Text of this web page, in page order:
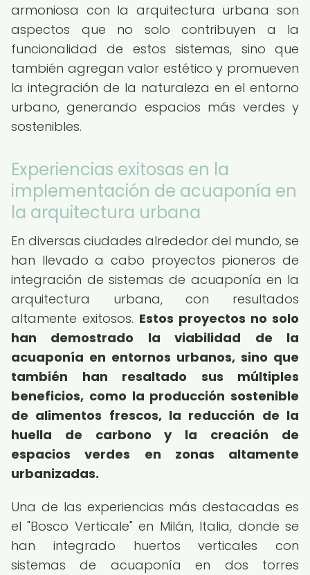
armoniosa con la arquitectura urbana son
aspectos que no solo contribuyen a la
funcionalidad de estos sistemas, sino que
también agregan valor estético y promueven
la integración de la naturaleza en el entorno
urbano, generando espacios más verdes y
sostenibles.
Experiencias exitosas en la
implementación de acuaponía en
la arquitectura urbana
En diversas ciudades alrededor del mundo, se
han llevado a cabo proyectos pioneros de
integración de sistemas de acuaponía en la
arquitectura urbana, con resultados
altamente exitosos. Estos proyectos no solo
han demostrado la viabilidad de la
acuaponía en entornos urbanos, sino que
también han resaltado sus múltiples
beneficios, como la producción sostenible
de alimentos frescos, la reducción de la
huella de carbono y la creación de
espacios verdes en zonas altamente
urbanizadas.
Una de las experiencias más destacadas es
el "Bosco Verticale" en Milán, Italia, donde se
han integrado huertos verticales con
sistemas de acuaponía en dos torres